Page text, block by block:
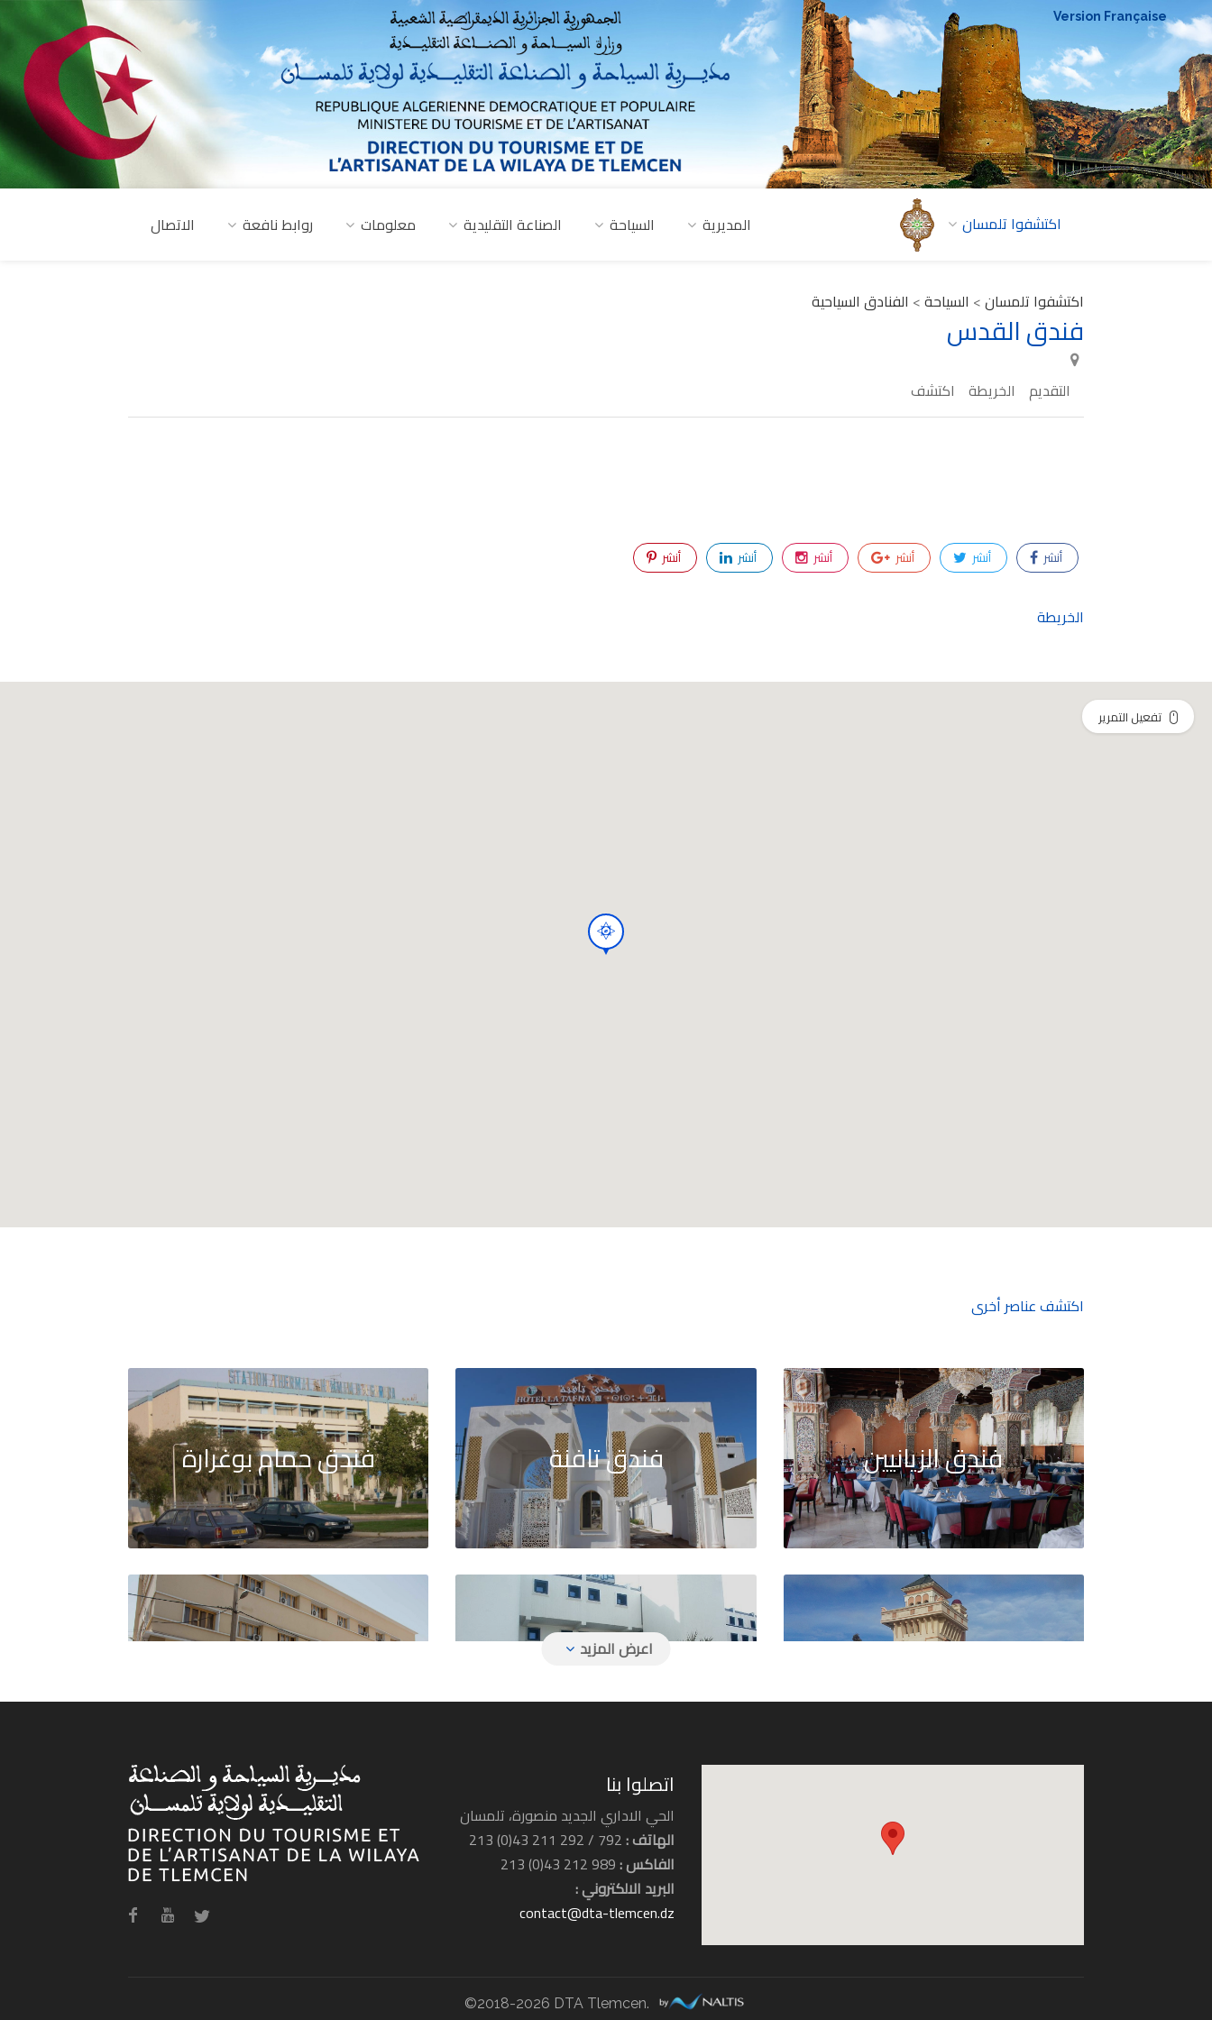
Version Française
المديرية السياحة الصناعة التقليدية معلومات روابط نافعة الاتصال اكتشفوا تلمسان
اكتشفوا تلمسان> السياحة> الفنادق السياحية
فندق القدس
التقديم الخريطة اكتشف
أنشر أنشر أنشر أنشر أنشر أنشر
الخريطة
تفعيل التمرير
اكتشف عناصر أخرى
فندق الزيانيين فندق تافنة فندق حمام بوغرارة
فندق زيري
منزل سياحي عبلة ياسمين فندق إفريقيا فندق عصفور 1
اتصلوا بنا
الحي الاداري الجديد منصورة، تلمسان
الهاتف :792 / 292 211 43(0) 213
الفاكس :989 212 43(0) 213
البريد الالكتروني :
contact@dta-tlemcen.dz
©2018-2026 DTA Tlemcen.